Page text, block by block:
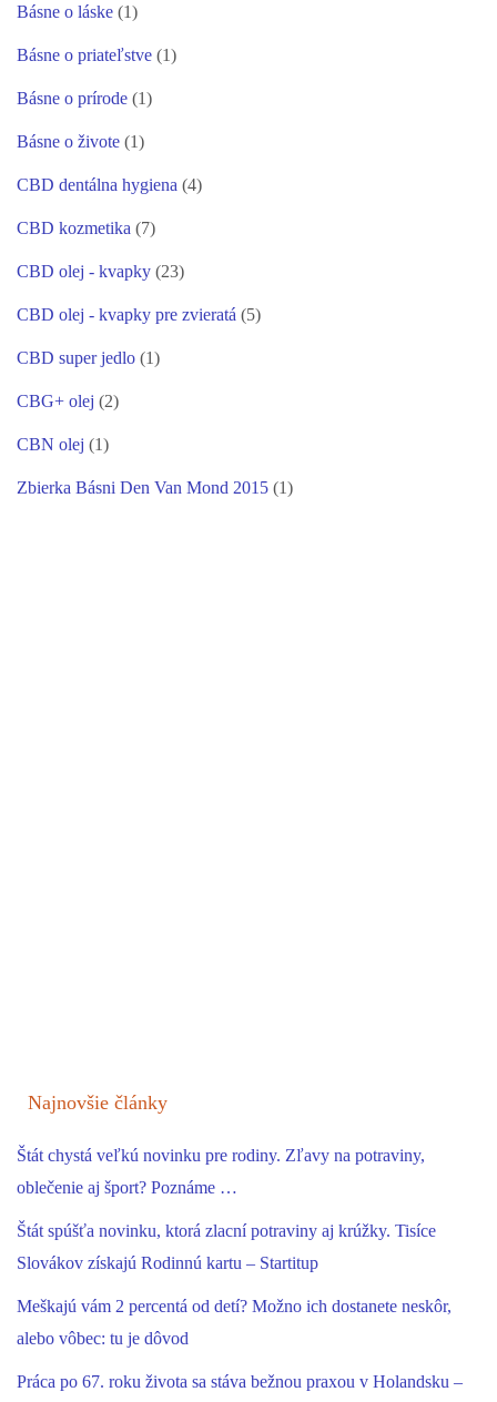
Básne o láske (1)
Básne o priateľstve (1)
Básne o prírode (1)
Básne o živote (1)
CBD dentálna hygiena (4)
CBD kozmetika (7)
CBD olej - kvapky (23)
CBD olej - kvapky pre zvieratá (5)
CBD super jedlo (1)
CBG+ olej (2)
CBN olej (1)
Zbierka Básni Den Van Mond 2015 (1)
Najnovšie články
Štát chystá veľkú novinku pre rodiny. Zľavy na potraviny,
oblečenie aj šport? Poznáme …
Štát spúšťa novinku, ktorá zlacní potraviny aj krúžky. Tisíce
Slovákov získajú Rodinnú kartu – Startitup
Meškajú vám 2 percentá od detí? Možno ich dostanete neskôr,
alebo vôbec: tu je dôvod
Práca po 67. roku života sa stáva bežnou praxou v Holandsku –